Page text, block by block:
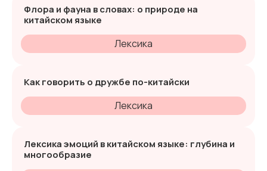
Флора и фауна в словах: о природе на
китайском языке
Лексика
Как говорить о дружбе по-китайски
Лексика
Лексика эмоций в китайском языке: глубина и
многообразие